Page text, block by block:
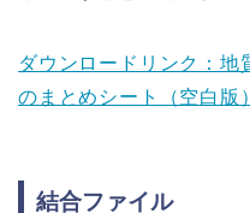
ダウンロードリンク：地
のまとめシート（空白版）
結合ファイル